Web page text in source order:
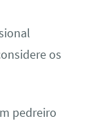
os
pedreiro